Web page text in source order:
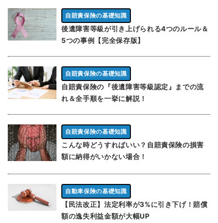
自賠責保険の基礎知識
後遺障害等級が引き上げられる4つのルール＆
5つの事例【完全保存版】
自賠責保険の基礎知識
自賠責保険の『後遺障害等級認定』までの流
れ＆全手順を一挙に解説！
自賠責保険の基礎知識
こんな時どうすればいい？自賠責保険の損害
額に納得がいかない場合！
自動車保険の基礎知識
【民法改正】法定利率が3%に引き下げ！賠償
額の逸失利益金額が大幅UP